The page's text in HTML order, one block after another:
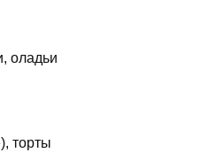
оладьи
торты